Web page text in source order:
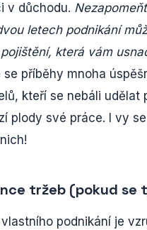
v důchodu.
letech podnikání
která vám
se příběhy mnoha
kteří se nebáli udělat
plody své práce. I vy
tržeb (pokud se
podnikání je